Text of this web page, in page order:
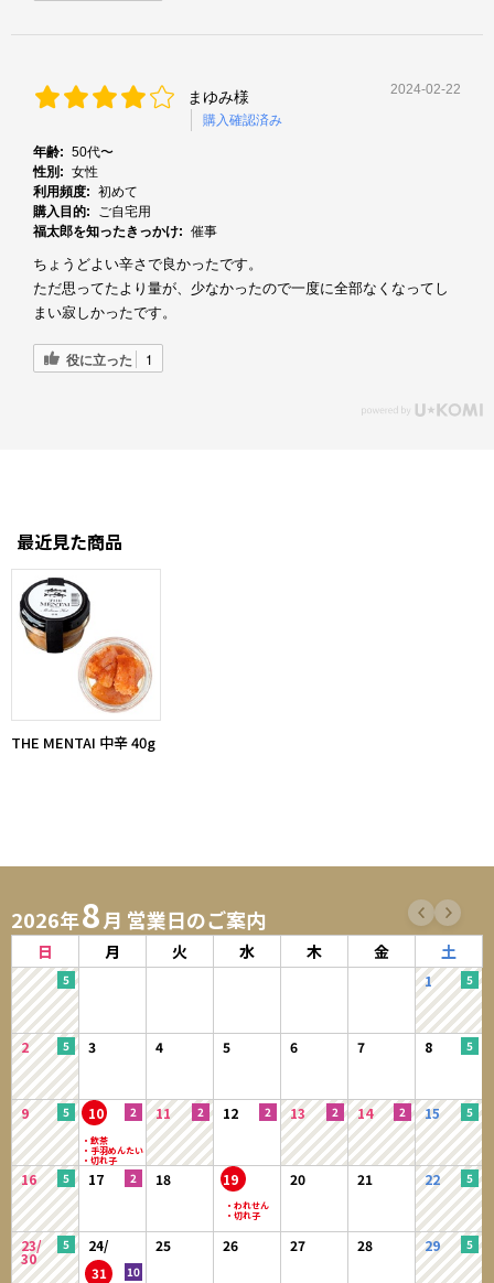
まゆみ様
購入確認済み
2024-02-22
年齢: 50代〜
性別: 女性
利用頻度: 初めて
購入目的:
ご自宅用
福太郎を知ったきっかけ: 催事
ちょうどよい辛さで良かったです。
ただ思ってたより量が、少なかったので一度に全部なくなってし
まい寂しかったです。
役に立った 1
最近見た商品
THE MENTAI 中辛 40g
2026年8月 営業日のご案内
日 月 火 水 木 金 土
1
2 3 4 5 6 7 8
9 10 11 12 13 14 15
16 17 18 19 20 21 22
23/
30
24/
31
25 26 27 28 29